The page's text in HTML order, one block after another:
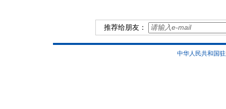
推荐给朋友：
中华人民共和国